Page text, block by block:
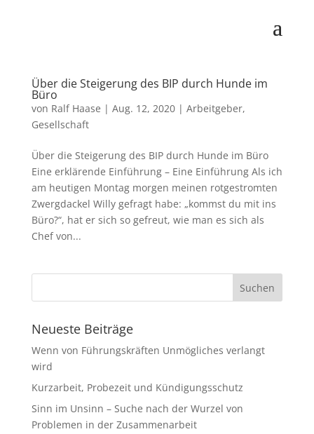
Über die Steigerung des BIP durch Hunde im
Büro
von Ralf Haase | Aug. 12, 2020| Arbeitgeber,
Gesellschaft
Über die Steigerung des BIP durch Hunde im Büro
Eine erklärende Einführung – Eine Einführung Als ich
am heutigen Montag morgen meinen rotgestromten
Zwergdackel Willy gefragt habe: „kommst du mit ins
Büro?“, hat er sich so gefreut, wie man es sich als
Chef von...
Neueste Beiträge
Wenn von Führungskräften Unmögliches verlangt
wird
Kurzarbeit, Probezeit und Kündigungsschutz
Sinn im Unsinn – Suche nach der Wurzel von
Problemen in der Zusammenarbeit